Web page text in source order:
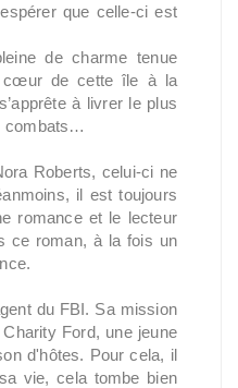
que celle-ci est
de charme tenue
cœur de cette île à la
à livrer le plus
combats…
Roberts, celui-ci ne
il est toujours
romance et le lecteur
ce roman, à la fois un
du FBI. Sa mission
Ford, une jeune
d'hôtes. Pour cela, il
vie, cela tombe bien